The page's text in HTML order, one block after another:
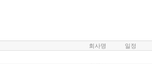
회사명 일정